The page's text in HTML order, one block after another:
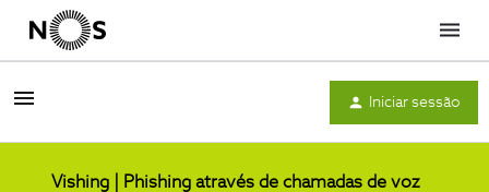
Menu
Iniciar sessão
Vishing | Phishing através de chamadas de voz